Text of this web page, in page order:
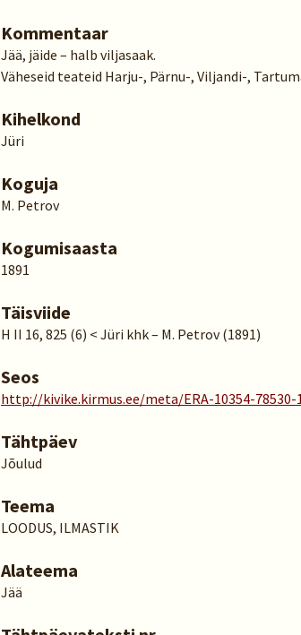
Kommentaar
Jää, jäide – halb viljasaak.
Väheseid teateid Harju-, Pärnu-, Viljandi-,
Kihelkond
Jüri
Koguja
M. Petrov
Kogumisaasta
1891
Täisviide
H II 16, 825 (6) < Jüri khk – M. Petrov (1891)
Seos
http://kivike.kirmus.ee/meta/ERA-10354-78530-
Tähtpäev
Jõulud
Teema
LOODUS, ILMASTIK
Alateema
Jää